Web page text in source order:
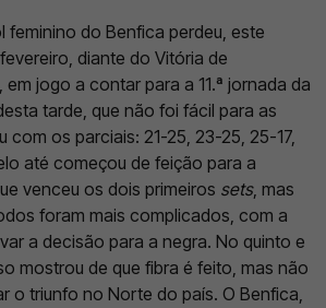
feminino do Benfica perdeu, este
diante do Vitória de
em jogo a contar para a 11.ª jornada da
tarde, que não foi fácil para as
com os parciais: 21-25, 23-25, 25-17,
até começou de feição para a
venceu os dois primeiros sets, mas
foram mais complicados, com a
a decisão para a negra. No quinto e
mostrou de que fibra é feito, mas não
o triunfo no Norte do país. O Benfica,